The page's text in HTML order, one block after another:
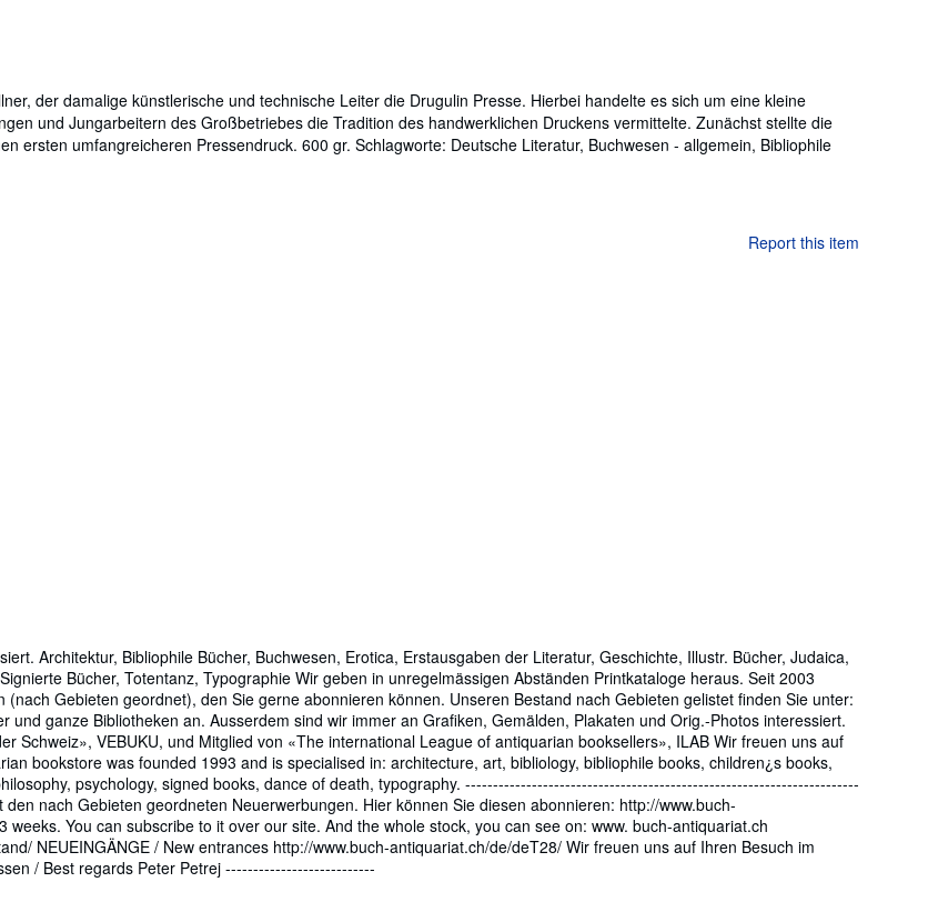
der damalige künstlerische und technische Leiter die Drugulin Presse. Hierbei handelte es sich um eine kleine
und Jungarbeitern des Großbetriebes die Tradition des handwerklichen Druckens vermittelte. Zunächst stellte die
ersten umfangreicheren Pressendruck. 600 gr. Schlagworte: Deutsche Literatur, Buchwesen - allgemein, Bibliophile
Report this item
Architektur, Bibliophile Bücher, Buchwesen, Erotica, Erstausgaben der Literatur, Geschichte, Illustr. Bücher, Judaica,
Bücher, Totentanz, Typographie Wir geben in unregelmässigen Abständen Printkataloge heraus. Seit 2003
Gebieten geordnet), den Sie gerne abonnieren können. Unseren Bestand nach Gebieten gelistet finden Sie unter:
ganze Bibliotheken an. Ausserdem sind wir immer an Grafiken, Gemälden, Plakaten und Orig.-Photos interessiert.
Schweiz», VEBUKU, und Mitglied von «The international League of antiquarian booksellers», ILAB Wir freuen uns auf
bookstore was founded 1993 and is specialised in: architecture, art, bibliology, bibliophile books, children¿s books,
psychology, signed books, dance of death, typography. -----------------------------------------------------------------------
nach Gebieten geordneten Neuerwerbungen. Hier können Sie diesen abonnieren: http://www.buch-
You can subscribe to it over our site. And the whole stock, you can see on: www. buch-antiquariat.ch
NEUEINGÄNGE / New entrances http://www.buch-antiquariat.ch/de/deT28/ Wir freuen uns auf Ihren Besuch im
/ Best regards Peter Petrej ---------------------------